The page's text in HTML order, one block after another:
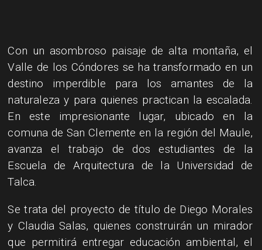
​Con un asombroso paisaje de alta montaña, el
Valle de los Cóndores se ha transformado en un
destino imperdible para los amantes de la
naturaleza y para quienes practican la escalada.
En este impresionante lugar, ubicado en la
comuna de San Clemente en la región del Maule,
avanza el trabajo de dos estudiantes de la
Escuela de Arquitectura de la Universidad de
Talca.
Se trata del proyecto de título de Diego Morales
y Claudia Salas, quienes construirán un mirador
que permitirá entregar educación ambiental, el